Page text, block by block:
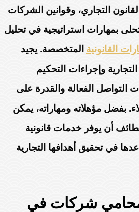
التجاري، وقوانين الشركات
بمهارات استراتيجية في تحليل
القانونية المتخصصة. يجيد
وإجراءات التحكيم
التواصل الفعالة والقدرة على
بفضل مؤهلاته ومهاراته، يمكن
أن يوفر خدمات قانونية
في تحقيق أهدافها التجارية
محامي شركات في